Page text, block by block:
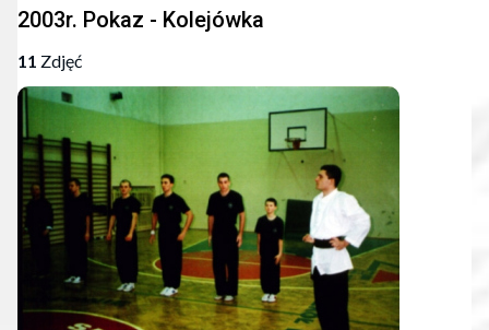
2003r. Pokaz - Kolejówka
11 Zdjęć